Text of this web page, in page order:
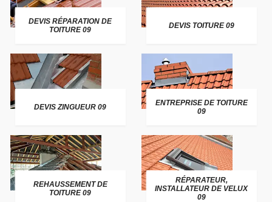
DEVIS RÉPARATION DE
TOITURE 09
DEVIS TOITURE 09
DEVIS ZINGUEUR 09
ENTREPRISE DE TOITURE
09
REHAUSSEMENT DE
TOITURE 09
RÉPARATEUR,
INSTALLATEUR DE VELUX
09